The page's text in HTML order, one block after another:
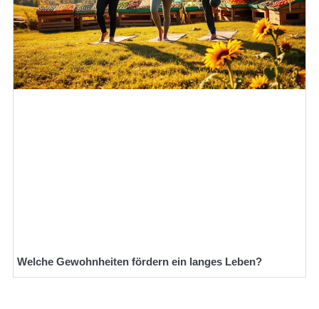
Welche Gewohnheiten fördern ein langes Leben?